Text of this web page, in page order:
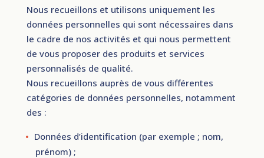
Nous recueillons et utilisons uniquement les
données personnelles qui sont nécessaires dans
le cadre de nos activités et qui nous permettent
de vous proposer des produits et services
personnalisés de qualité.
Nous recueillons auprès de vous différentes
catégories de données personnelles, notamment
des :
Données d’identification (par exemple ; nom,
prénom) ;